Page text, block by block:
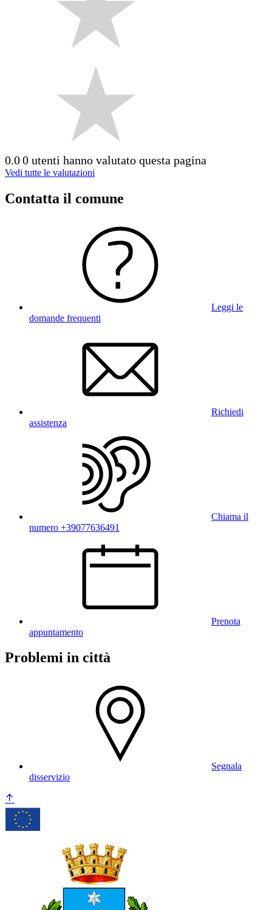
0.00 utenti hanno valutato questa pagina
Vedi tutte le valutazioni
Contatta il comune
Leggi le
domande frequenti
Richiedi
assistenza
Chiama il
numero +39077636491
Prenota
appuntamento
Problemi in città
Segnala
disservizio